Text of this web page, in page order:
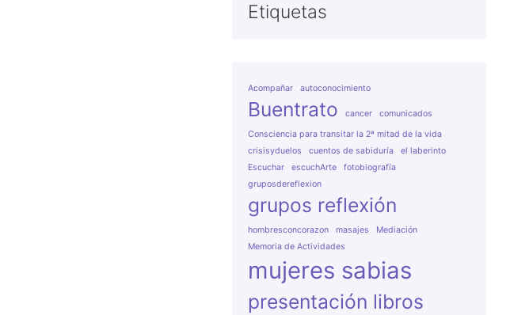
Etiquetas
Acompañar autoconocimiento
Buentrato cancer
comunicados
Consciencia para transitar la 2ª mitad de la vida
crisisyduelos
cuentos de sabiduría
el laberinto
Escuchar
escuchArte
fotobiografía
gruposdereflexion
grupos reflexión
hombresconcorazon masajes
Mediación
Memoria de Actividades
mujeres sabias
presentación libros